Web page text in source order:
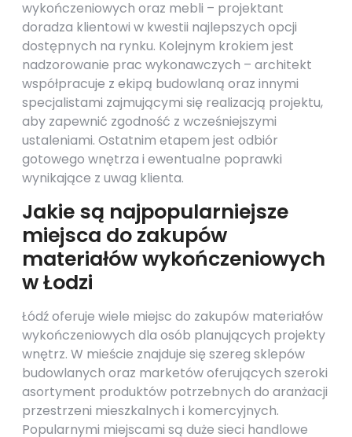
wykończeniowych oraz mebli – projektant
doradza klientowi w kwestii najlepszych opcji
dostępnych na rynku. Kolejnym krokiem jest
nadzorowanie prac wykonawczych – architekt
współpracuje z ekipą budowlaną oraz innymi
specjalistami zajmującymi się realizacją projektu,
aby zapewnić zgodność z wcześniejszymi
ustaleniami. Ostatnim etapem jest odbiór
gotowego wnętrza i ewentualne poprawki
wynikające z uwag klienta.
Jakie są najpopularniejsze
miejsca do zakupów
materiałów wykończeniowych
w Łodzi
Łódź oferuje wiele miejsc do zakupów materiałów
wykończeniowych dla osób planujących projekty
wnętrz. W mieście znajduje się szereg sklepów
budowlanych oraz marketów oferujących szeroki
asortyment produktów potrzebnych do aranżacji
przestrzeni mieszkalnych i komercyjnych.
Popularnymi miejscami są duże sieci handlowe